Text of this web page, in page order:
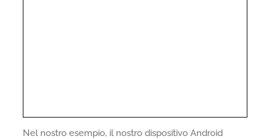
Nel nostro esempio, il nostro dispositivo Android